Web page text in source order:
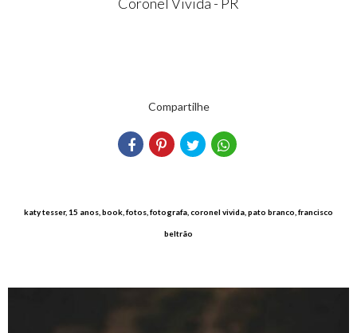
Compartilhe
katy tesser, 15 anos, book, fotos, fotografa, coronel vivida, pato branco, francisco
beltrão